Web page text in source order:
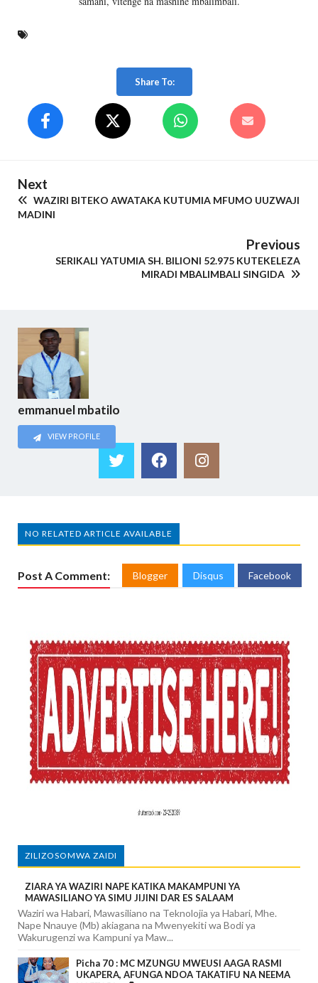
Share To:
Next
WAZIRI BITEKO AWATAKA KUTUMIA MFUMO UUZWAJI
MADINI
Previous
SERIKALI YATUMIA SH. BILIONI 52.975 KUTEKELEZA
MIRADI MBALIMBALI SINGIDA
emmanuel mbatilo
VIEW PROFILE
NO RELATED ARTICLE AVAILABLE
Post A Comment: Blogger Disqus Facebook
ZILIZOSOMWA ZAIDI
ZIARA YA WAZIRI NAPE KATIKA MAKAMPUNI YA
MAWASILIANO YA SIMU JIJINI DAR ES SALAAM
Waziri wa Habari, Mawasiliano na Teknolojia ya Habari, Mhe.
Nape Nnauye (Mb) akiagana na Mwenyekiti wa Bodi ya
Wakurugenzi wa Kampuni ya Maw...
Picha 70 : MC MZUNGU MWEUSI AAGA RASMI
UKAPERA, AFUNGA NDOA TAKATIFU NA NEEMA